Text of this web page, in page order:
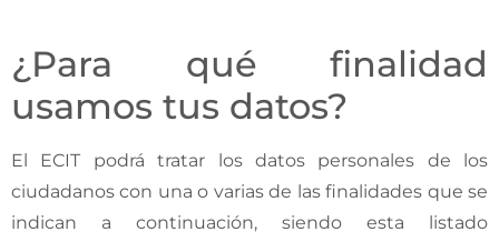
¿Para qué finalidad
usamos tus datos?
El ECIT podrá tratar los datos personales de los
ciudadanos con una o varias de las finalidades que se
indican a continuación, siendo esta listado